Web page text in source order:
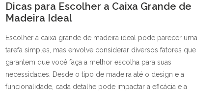
Dicas para Escolher a Caixa Grande de
Madeira Ideal
Escolher a caixa grande de madeira ideal pode parecer uma
tarefa simples, mas envolve considerar diversos fatores que
garantem que você faça a melhor escolha para suas
necessidades. Desde o tipo de madeira até o design e a
funcionalidade, cada detalhe pode impactar a eficácia e a